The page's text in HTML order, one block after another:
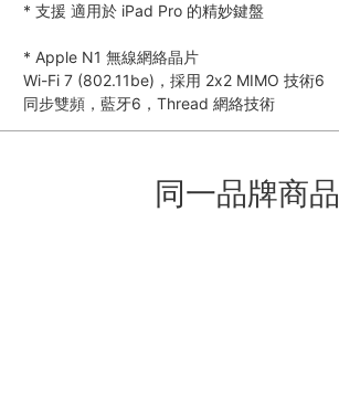
* 支援 適用於 iPad Pro 的精妙鍵盤
* Apple N1 無線網絡晶片
Wi-Fi 7 (802.11be)，採用 2x2 MIMO 技術6
同步雙頻，藍牙6，Thread 網絡技術
同一品牌商品